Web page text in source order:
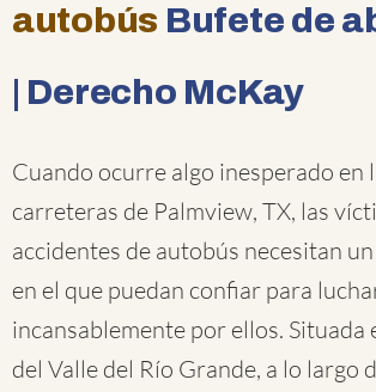
autobús Bufete de
| Derecho McKay
Cuando ocurre algo inesperado en
carreteras de Palmview, TX, las
accidentes de autobús necesitan
en el que puedan confiar para
incansablemente por ellos. Situada
del Valle del Río Grande, a lo largo